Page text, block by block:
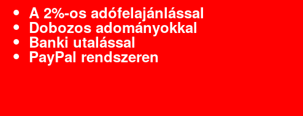
A 2%-os adófelajánlással
Dobozos adományokkal
Banki utalással
PayPal rendszeren